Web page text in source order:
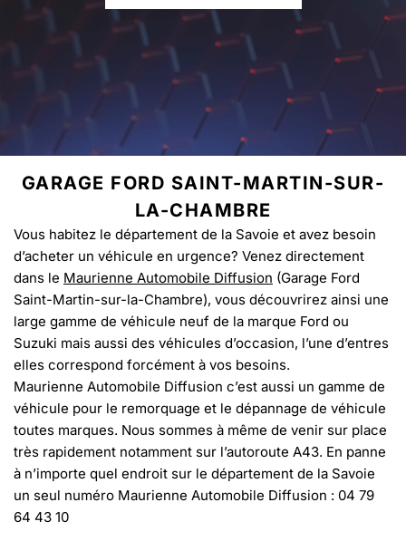
GARAGE FORD SAINT-MARTIN-SUR-
LA-CHAMBRE
Vous habitez le département de la Savoie et avez besoin
d’acheter un véhicule en urgence? Venez directement
dans le Maurienne Automobile Diffusion (Garage Ford
Saint-Martin-sur-la-Chambre), vous découvrirez ainsi une
large gamme de véhicule neuf de la marque Ford ou
Suzuki mais aussi des véhicules d’occasion, l’une d’entres
elles correspond forcément à vos besoins.
Maurienne Automobile Diffusion c’est aussi un gamme de
véhicule pour le remorquage et le dépannage de véhicule
toutes marques. Nous sommes à même de venir sur place
très rapidement notamment sur l’autoroute A43. En panne
à n’importe quel endroit sur le département de la Savoie
un seul numéro Maurienne Automobile Diffusion : 04 79
64 43 10